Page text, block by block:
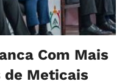
Com Mais
de Meticais